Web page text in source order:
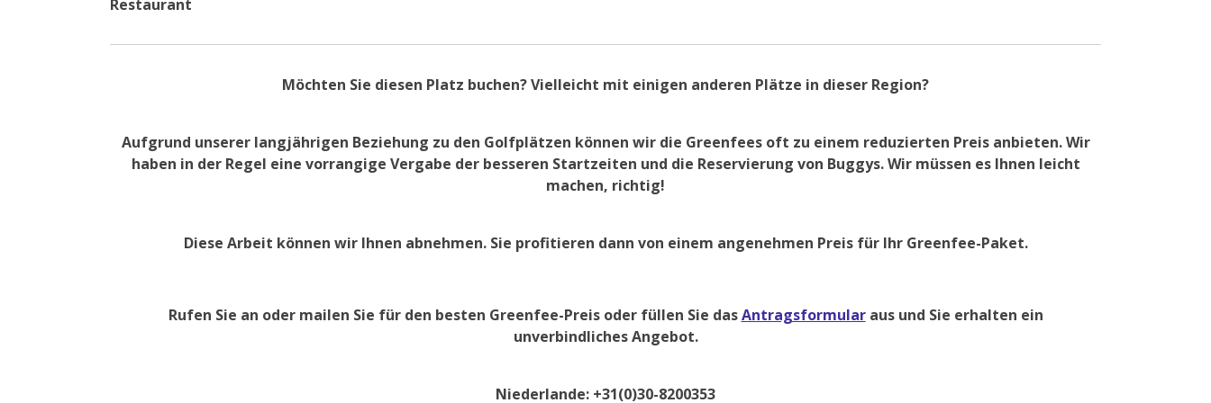
Restaurant
Möchten Sie diesen Platz buchen? Vielleicht mit einigen anderen Plätze in dieser Region?
Aufgrund unserer langjährigen Beziehung zu den Golfplätzen können wir die Greenfees oft zu einem reduzierten Preis anbieten. Wir
haben in der Regel eine vorrangige Vergabe der besseren Startzeiten und die Reservierung von Buggys. Wir müssen es Ihnen leicht
machen, richtig!
Diese Arbeit können wir Ihnen abnehmen. Sie profitieren dann von einem angenehmen Preis für Ihr Greenfee-Paket.
Rufen Sie an oder mailen Sie für den besten Greenfee-Preis oder füllen Sie dasAntragsformularaus und Sie erhalten ein
unverbindliches Angebot.
Niederlande: +31(0)30-8200353